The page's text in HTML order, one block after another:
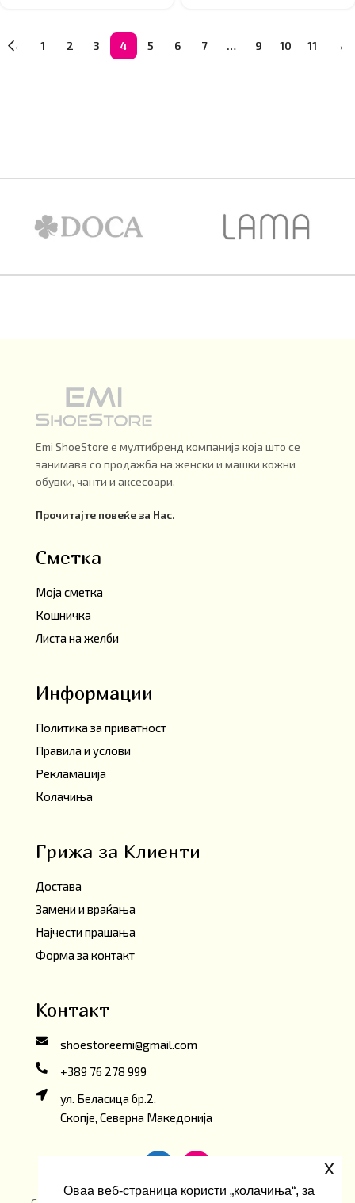
← 1 2 3 4 5 6 7 … 9 10 11 →
Emi ShoeStore е мултибренд компанија која што се
занимава со продажба на женски и машки кожни
обувки, чанти и аксесоари.
Прочитајте повеќе за Нас.
Сметка
Моја сметка
Кошничка
Листа на желби
Информации
Политика за приватност
Правила и услови
Рекламација
Колачиња
Грижа за Клиенти
Достава
Замени и враќања
Најчести прашања
Форма за контакт
Контакт
shoestoreemi@gmail.com
+389 76 278 999
ул. Беласица бр.2,
Скопје, Северна Македонија
Оваа веб-страница користи „колачиња“, за
x